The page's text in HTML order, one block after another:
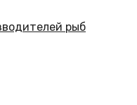
рыб